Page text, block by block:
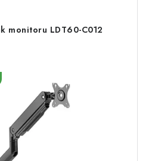
monitoru LDT60-C012